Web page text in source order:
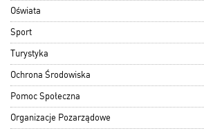
Oświata
Sport
Turystyka
Ochrona Środowiska
Pomoc Społeczna
Organizacje Pozarządowe